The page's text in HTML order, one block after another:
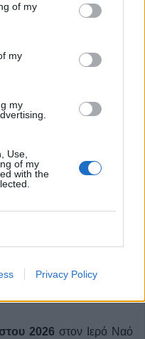
of my
my
my
Use,
of my
with the
Privacy Policy
το ετήσιο
2026 στον Ιερό Ναό